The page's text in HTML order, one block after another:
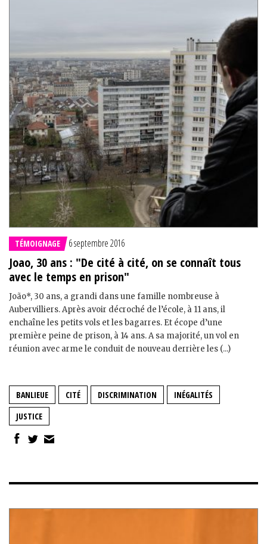
TÉMOIGNAGE 6 septembre 2016
Joao, 30 ans : "De cité à cité, on se connaît tous
avec le temps en prison"
João*, 30 ans, a grandi dans une famille nombreuse à
Aubervilliers. Après avoir décroché de l’école, à 11 ans, il
enchaîne les petits vols et les bagarres. Et écope d’une
première peine de prison, à 14 ans. A sa majorité, un vol en
réunion avec arme le conduit de nouveau derrière les (...)
BANLIEUE CITÉ DISCRIMINATION
INÉGALITÉS
JUSTICE